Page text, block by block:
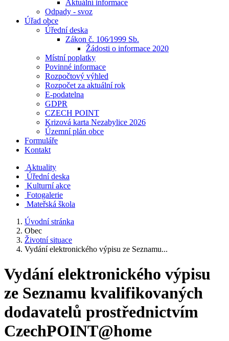
Aktuální informace
Odpady - svoz
Úřad obce
Úřední deska
Zákon č. 106⁄1999 Sb.
Žádosti o informace 2020
Místní poplatky
Povinné informace
Rozpočtový výhled
Rozpočet za aktuální rok
E-podatelna
GDPR
CZECH POINT
Krizová karta Nezabylice 2026
Územní plán obce
Formuláře
Kontakt
Aktuality
Úřední deska
Kulturní akce
Fotogalerie
Mateřská škola
Úvodní stránka
Obec
Životní situace
Vydání elektronického výpisu ze Seznamu...
Vydání elektronického výpisu
ze Seznamu kvalifikovaných
dodavatelů prostřednictvím
CzechPOINT@home